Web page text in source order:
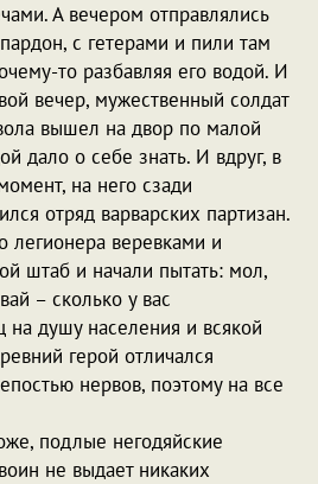
А вечером отправлялись
с гетерами и пили там
то разбавляя его водой. И
вечер, мужественный солдат
вышел на двор по малой
дало о себе знать. И вдруг, в
на него сзади
отряд варварских партизан.
легионера веревками и
штаб и начали пытать: мол,
– сколько у вас
на душу населения и всякой
герой отличался
нервов, поэтому на все
подлые негодяйские
не выдает никаких